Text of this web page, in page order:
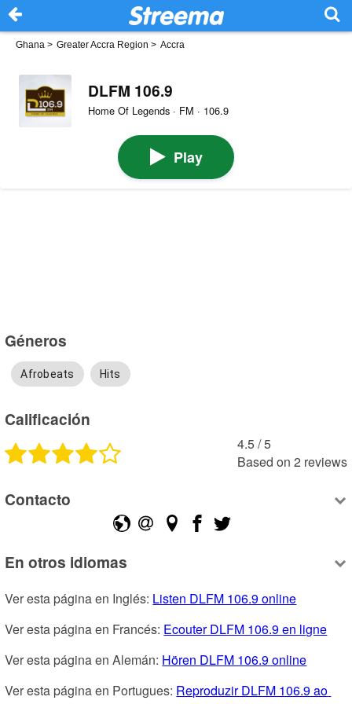
Ghana > Greater Accra Region > Accra
DLFM 106.9
Home Of Legends · FM · 106.9
Play
Géneros
Afrobeats Hits
Calificación
4.5 /5
Based on 2 reviews
Contacto
En otros idiomas
Ver esta página en Inglés: Listen DLFM 106.9 online
Ver esta página en Francés: Ecouter DLFM 106.9 en ligne
Ver esta página en Alemán: Hören DLFM 106.9 online
Ver esta página en Portugues: Reproduzir DLFM 106.9 ao